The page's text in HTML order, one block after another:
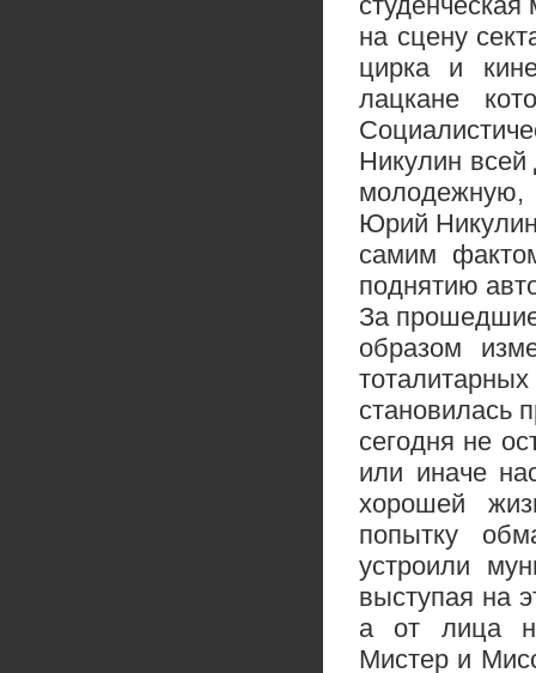
на сцену
цирка и
лацкане
Никулин
молодежную,
Юрий
самим
поднятию
За прошедшие
образом
становилась
сегодня не
или иначе
хорошей
попытку
устроили
выступая на
а от лица
Мистер и